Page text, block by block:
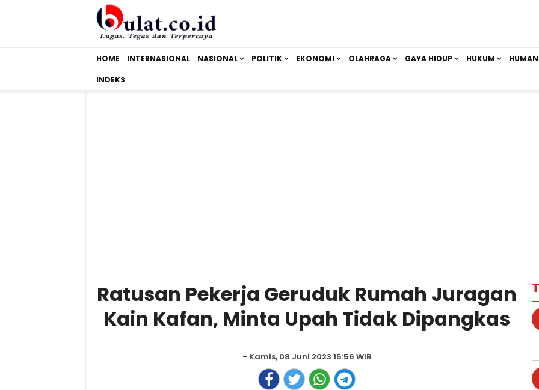
HOME INTERNASIONAL NASIONAL POLITIK EKONOMI OLAHRAGA GAYA HIDUP HUKUM
INDEKS
Ratusan Pekerja Geruduk Rumah Juragan
Kain Kafan, Minta Upah Tidak Dipangkas
- Kamis, 08 Juni 2023 15:56 WIB